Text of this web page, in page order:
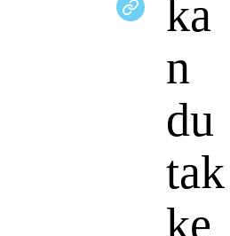
ka
n
du
tak
ke